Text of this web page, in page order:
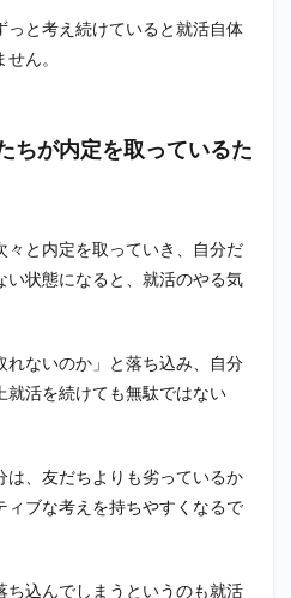
っと考え続けていると就活自体
ん。
が内定を取っているた
々と内定を取っていき、自分だ
い状態になると、就活のやる気
れないのか」と落ち込み、自分
就活を続けても無駄ではない
は、友だちよりも劣っているか
ィブな考えを持ちやすくなるで
ち込んでしまうというのも就活